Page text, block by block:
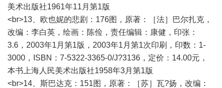
美术出版社1961年11月第1版
<br>13、欧也妮的悲剧：176图，原著：［法］巴尔扎克，
改编：李白英，绘画：陈俭，责任编辑：康健，印张：
3.6，2003年1月第1版，2003年1月第1次印刷，印数：1-
3000，ISBN：7-5322-3365-0/J?3136，定价：14.00元，
本书上海人民美术出版社1958年3月第1版
<br>14、斯巴达克：151图，原著：［苏］瓦?扬，改编：